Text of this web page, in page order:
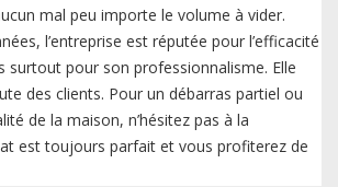
mal peu importe le volume à vider.
l’entreprise est réputée pour l’efficacité
surtout pour son professionnalisme. Elle
des clients. Pour un débarras partiel ou
de la maison, n’hésitez pas à la
est toujours parfait et vous profiterez de